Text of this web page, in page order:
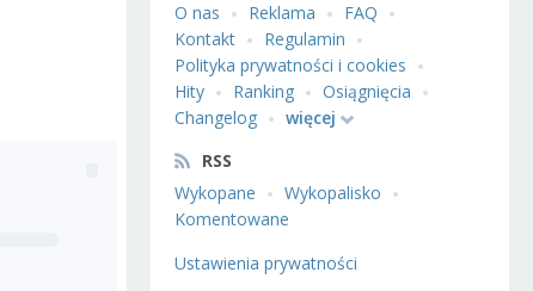
O nas
Reklama
FAQ
Kontakt
Regulamin
Polityka prywatności i cookies
Hity
Ranking
Osiągnięcia
Changelog
więcej
RSS
Wykopane
Wykopalisko
Komentowane
Ustawienia prywatności